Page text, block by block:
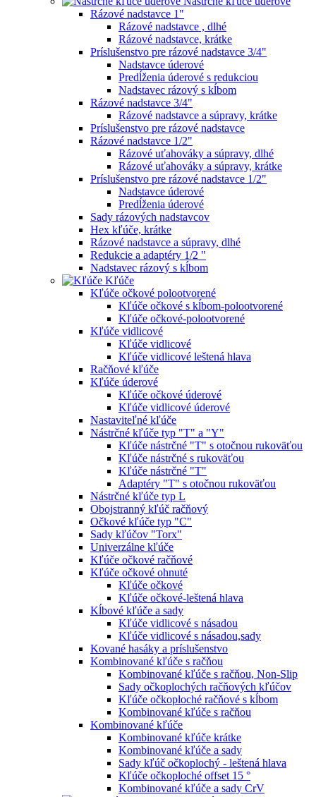
Rázové nadstavce 1"
Rázové nadstavce , dlhé
Rázové nadstavce, krátke
Príslušenstvo pre rázové nadstavce 3/4"
Nadstavce úderové
Predĺženia úderové s redukciou
Nadstavec rázový s kĺbom
Rázové nadstavce 3/4"
Rázové nadstavce a súpravy, krátke
Príslušenstvo pre rázové nadstavce
Rázové nadstavce 1/2"
Rázové uťahováky a súpravy, dlhé
Rázové uťahováky a súpravy, krátke
Príslušenstvo pre rázové nadstavce 1/2"
Nadstavce úderové
Predĺženia úderové
Sady rázových nadstavcov
Hex kľúče, krátke
Rázové nadstavce a súpravy, dlhé
Redukcie a adaptéry 1/2 "
Nadstavec rázový s kĺbom
Kľúče
Kľúče očkové polootvorené
Kľúče očkové s kĺbom-polootvorené
Kľúče očkové-polootvorené
Kľúče vidlicové
Kľúče vidlicové
Kľúče vidlicové leštená hlava
Račňové kľúče
Kľúče úderové
Kľúče očkové úderové
Kľúče vidlicové úderové
Nastaviteľné kľúče
Nástrčné kľúče typ "T" a "Y"
Kľúče nástrčné "T" s otočnou rukoväťou
Kľúče nástrčné s rukoväťou
Kľúče nástrčné "T"
Adaptéry "T" s otočnou rukoväťou
Nástrčné kľúče typ L
Obojstranný kľúč račňový
Očkové kľúče typ "C"
Sady kľúčov "Torx"
Univerzálne kľúče
Kľúče očkové račňové
Kľúče očkové ohnuté
Kľúče očkové
Kľúče očkové-leštená hlava
Kĺbové kľúče a sady
Kľúče vidlicové s násadou
Kľúče vidlicové s násadou,sady
Kované hasáky a príslušenstvo
Kombinované kľúče s račňou
Kombinované kľúče s račňou, Non-Slip
Sady očkoplochých račňových kľúčov
Kľúče očkoploché račňové s kĺbom
Kombinované kľúče s račňou
Kombinované kľúče
Kombinované kľúče krátke
Kombinované kľúče a sady
Sady kľúč očkoplochý - leštená hlava
Kľúče očkoploché offset 15 °
Kombinované kľúče a sady CrV